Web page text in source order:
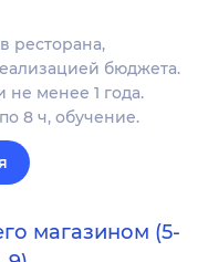
ресторана,
бюджета.
менее 1 года.
8 ч, обучение.
магазином (5-